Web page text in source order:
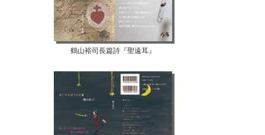
鶴山裕司長篇詩『聖遠耳』